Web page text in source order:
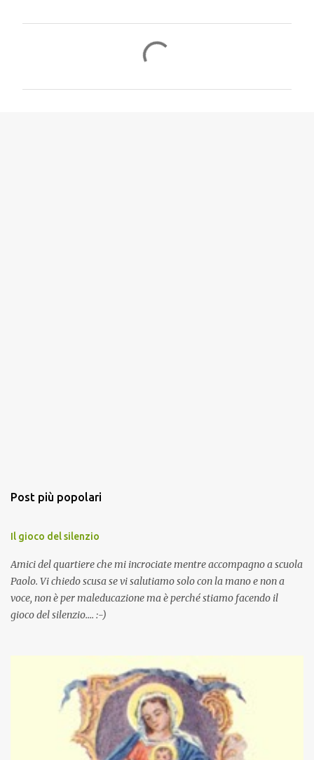
Post più popolari
Il gioco del silenzio
Amici del quartiere che mi incrociate mentre accompagno a scuola
Paolo. Vi chiedo scusa se vi salutiamo solo con la mano e non a
voce, non è per maleducazione ma è perché stiamo facendo il
gioco del silenzio.... :-)